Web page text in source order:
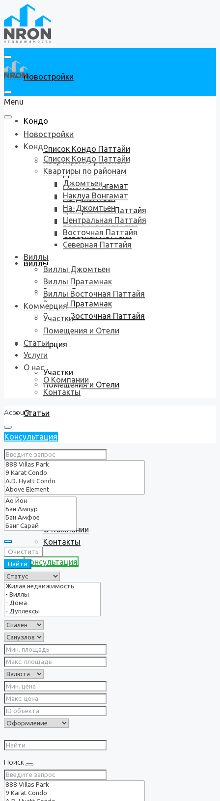
Новостройки
Кондо
Список Кондо Паттайи
Квартиры по районам
Джомтьен
Наклуа Вонгамат
На-Джомтьен
Центральная Паттайя
Восточная Паттайя
Северная Паттайя
Виллы
Виллы Джомтьен
Виллы Пратамнак
Виллы Восточная Паттайя
Коммерция
Участки
Помещения и Отели
Статьи
Услуги
О нас
О Компании
Контакты
Консультация
Menu
Новостройки
Кондо
Список Кондо Паттайи
Квартиры по районам
Джомтьен
Наклуа Вонгамат
На-Джомтьен
Центральная Паттайя
Восточная Паттайя
Северная Паттайя
Виллы
Виллы Джомтьен
Виллы Пратамнак
Виллы Восточная Паттайя
Коммерция
Участки
Помещения и Отели
Статьи
Услуги
О нас
О Компании
Контакты
Account
Консультация
Очистить
Найти
Поиск